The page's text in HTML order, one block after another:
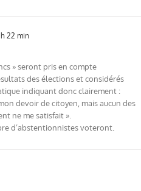
h 22 min
» seront pris en compte
des élections et considérés
indiquant donc clairement :
devoir de citoyen, mais aucun des
ne me satisfait ».
d’abstentionnistes voteront.